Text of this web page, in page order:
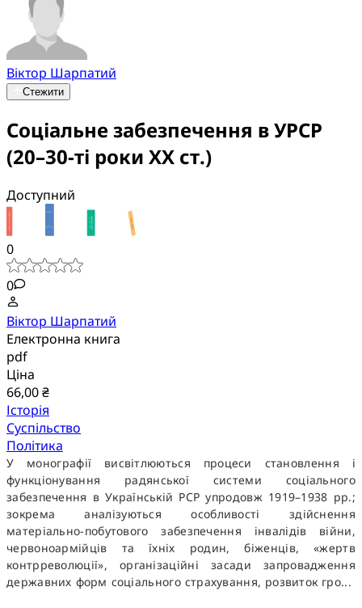
Віктор Шарпатий
Стежити
Соціальне забезпечення в УРСР
(20–30-ті роки ХХ ст.)
Доступний
0
0
Віктор Шарпатий
Електронна книга
pdf
Ціна
66,00 ₴
Історія
Суспільство
Політика
У монографії висвітлюються процеси становлення і
функціонування радянської системи соціального
забезпечення в Українській РСР упродовж 1919–1938 рр.;
зокрема аналізуються особливості здійснення
матеріально-побутового забезпечення інвалідів війни,
червоноармійців та їхніх родин, біженців, «жертв
контрреволюції», організаційні засади запровадження
державних форм соціального страхування, розвиток гро...